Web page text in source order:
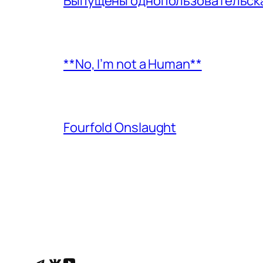
**No, I’m not a Human**
Fourfold Onslaught